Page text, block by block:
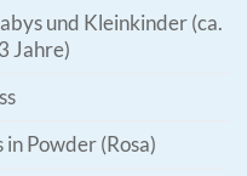
und Kleinkinder (ca.
Jahre)
Powder (Rosa)